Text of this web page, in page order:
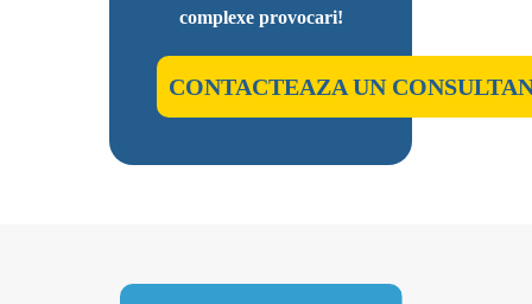
complexe provocari!
CONTACTEAZA UN